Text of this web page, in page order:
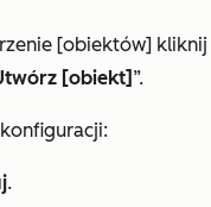
[obiektów] kliknij
[obiekt] ”.
.